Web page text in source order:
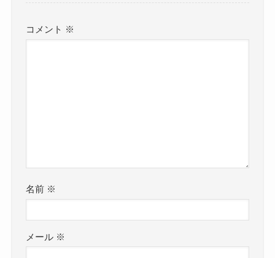
コメント ※
名前 ※
メール ※